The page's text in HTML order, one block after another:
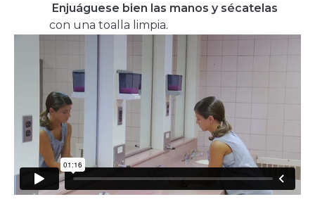
Enjuáguese bien las manos y sécatelas
con una toalla limpia.